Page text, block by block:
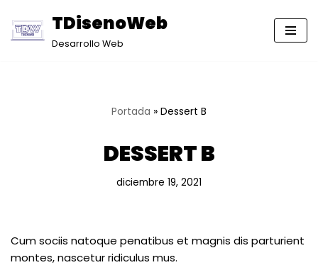
Saltar
TDisenoWeb
Desarrollo Web
Portada » Dessert B
DESSERT B
diciembre 19, 2021
Cum sociis natoque penatibus et magnis dis parturient
montes, nascetur ridiculus mus.